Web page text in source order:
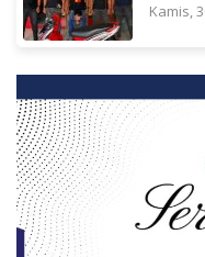
Kamis,